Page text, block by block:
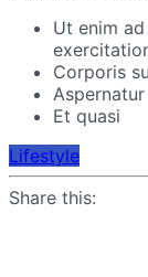
Ut enim
Corporis
Et quasi
Lifestyle
Share this: